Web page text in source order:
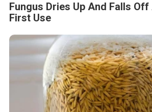
Fungus Dries Up And Falls
First Use